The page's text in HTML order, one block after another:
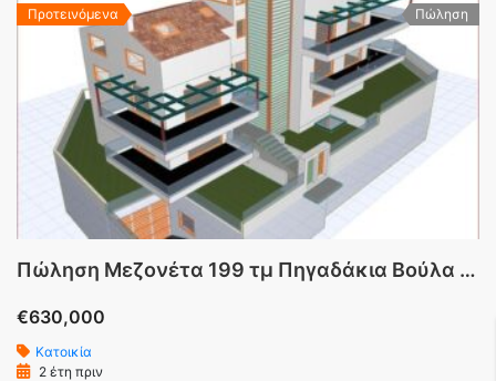
Προτεινόμενα Πώληση
Πώληση Μεζονέτα 199 τμ Πηγαδάκια Βούλα Αττικής
€630,000
Κατοικία
2 έτη πριν